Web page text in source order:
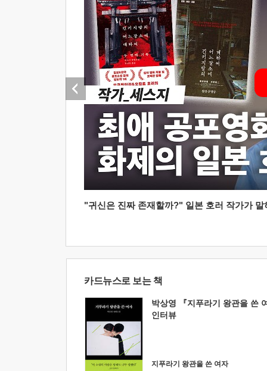
"귀신은 진짜 존재할까?" 일본 호러 작가가
카드뉴스로 보는 책
박상영 『지푸라기 왕관을 쓴
인터뷰
지푸라기 왕관을 쓴 여자